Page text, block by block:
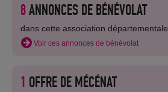
8ANNONCES DE BÉNÉVOLAT
dans cette association départementale
Voir ces annonces de bénévolat
1 OFFRE DE MÉCÉNAT